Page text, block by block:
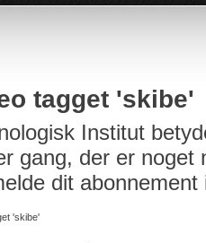
tagget 'skibe'
Institut
gang, der er noget
dit abonnement
'skibe'